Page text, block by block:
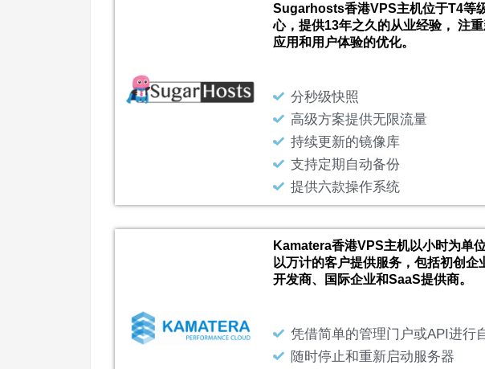
Sugarhosts香港VPS主机位于T4等
心，提供13年之久的从业经验， 注
应用和用户体验的优化。
分秒级快照
高级方案提供无限流量
持续更新的镜像库
支持定期自动备份
提供六款操作系统
Kamatera香港VPS主机以小时为单
以万计的客户提供服务，包括初创企
开发商、国际企业和SaaS提供商。
凭借简单的管理门户或API进行
随时停止和重新启动服务器